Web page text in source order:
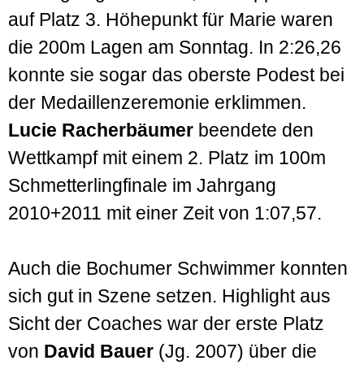
auf Platz 3. Höhepunkt für Marie waren
die 200m Lagen am Sonntag. In 2:26,26
konnte sie sogar das oberste Podest bei
der Medaillenzeremonie erklimmen.
Lucie Racherbäumer beendete den
Wettkampf mit einem 2. Platz im 100m
Schmetterlingfinale im Jahrgang
2010+2011 mit einer Zeit von 1:07,57.
Auch die Bochumer Schwimmer konnten
sich gut in Szene setzen. Highlight aus
Sicht der Coaches war der erste Platz
von David Bauer (Jg. 2007) über die